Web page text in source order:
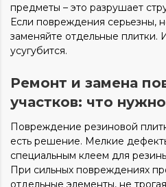
предметы – это разрушает
Если повреждения серьезны,
заменяйте отдельные плитки.
усугубится.
Ремонт и замена
участков: что
Повреждение резиновой
есть решение. Мелкие
специальным клеем для
При сильных повреждениях
отдельные элементы, не